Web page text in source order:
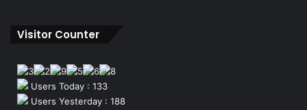
Visitor Counter
Users Today : 133
Users Yesterday : 188